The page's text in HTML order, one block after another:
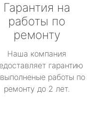
Гарантия на
работы по
ремонту
Наша компания
гарантию
работы по
ремонту до 2 лет.